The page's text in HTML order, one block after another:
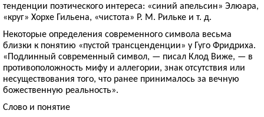
тенденции поэтического интереса: «синий апельсин» Элюара,
«круг» Хорхе Гильена, «чистота» Р. М. Рильке и т. д.
Некоторые определения современного символа весьма
близки к понятию «пустой трансценденции» у Гуго Фридриха.
«Подлинный современный символ, — писал Клод Виже, — в
противоположность мифу и аллегории, знак отсутствия или
несуществования того, что ранее принималось за вечную
божественную реальность».
Слово и понятие